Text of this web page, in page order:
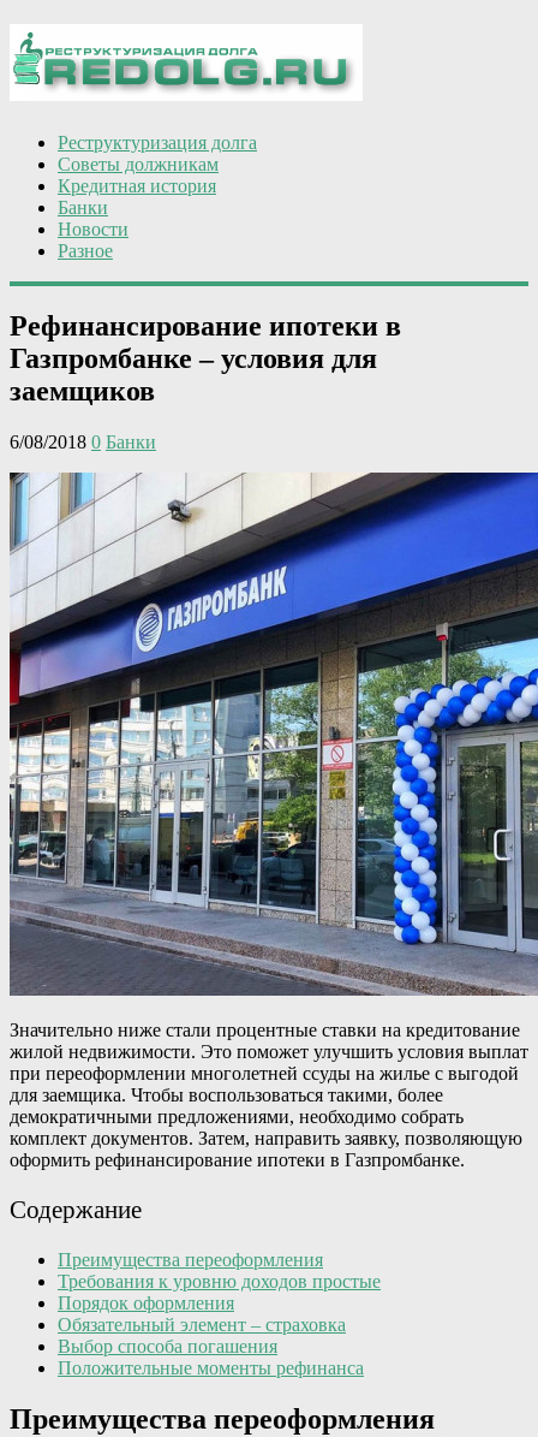
Реструктуризация долга
Советы должникам
Кредитная история
Банки
Новости
Разное
Рефинансирование ипотеки в
Газпромбанке – условия для
заемщиков
6/08/2018 0 Банки
Значительно ниже стали процентные ставки на кредитование
жилой недвижимости. Это поможет улучшить условия выплат
при переоформлении многолетней ссуды на жилье с выгодой
для заемщика. Чтобы воспользоваться такими, более
демократичными предложениями, необходимо собрать
комплект документов. Затем, направить заявку, позволяющую
оформить рефинансирование ипотеки в Газпромбанке.
Содержание
Преимущества переоформления
Требования к уровню доходов простые
Порядок оформления
Обязательный элемент – страховка
Выбор способа погашения
Положительные моменты рефинанса
Преимущества переоформления